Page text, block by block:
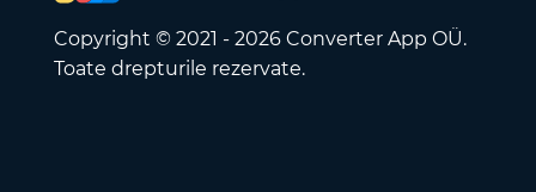
Copyright © 2021 - 2026 Converter App OÜ.
Toate drepturile rezervate.